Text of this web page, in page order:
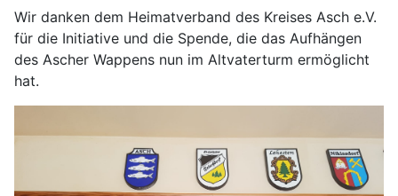
Wir danken dem Heimatverband des Kreises Asch e.V.
für die Initiative und die Spende, die das Aufhängen
des Ascher Wappens nun im Altvaterturm ermöglicht
hat.